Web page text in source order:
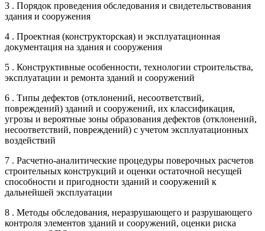
3 . Порядок проведения обследования и свидетельствования
здания и сооружения
4 . Проектная (конструкторская) и эксплуатационная
документация на здания и сооружения
5 . Конструктивные особенности, технологии строительства,
эксплуатации и ремонта зданий и сооружений
6 . Типы дефектов (отклонений, несоответствий,
повреждений) зданий и сооружений, их классификация,
угрозы и вероятные зоны образования дефектов (отклонений,
несоответствий, повреждений) с учетом эксплуатационных
воздействий
7 . Расчетно-аналитические процедуры поверочных расчетов
строительных конструкций и оценки остаточной несущей
способности и пригодности зданий и сооружений к
дальнейшей эксплуатации
8 . Методы обследования, неразрушающего и разрушающего
контроля элементов зданий и сооружений, оценки риска